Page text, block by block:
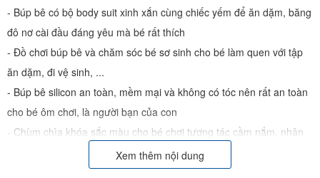
- Búp bê có bộ body suit xinh xắn cùng chiếc yếm để ăn dặm, băng
đô nơ cài đầu đáng yêu mà bé rất thích
- Đồ chơi búp bê và chăm sóc bé sơ sinh cho bé làm quen với tập
ăn dặm, đi vệ sinh, ...
- Búp bê silicon an toàn, mềm mại và không có tóc nên rất an toàn
cho bé ôm chơi, là người bạn của con
- Chùm chìa khóa sắc màu cho bé chơi tương tác cầm nắm, nhận
- Đồ chơi búp bê cao cấp, đã qua kiểm định chất lượng an toàn cho
Xem thêm nội dung